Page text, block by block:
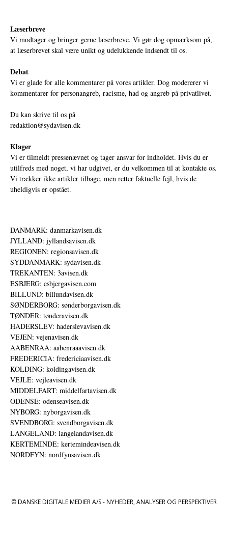
Læserbreve
Vi modtager og bringer gerne læserbreve. Vi gør dog opmærksom på,
at læserbrevet skal være unikt og udelukkende indsendt til os.
Debat
Vi er glade for alle kommentarer på vores artikler. Dog modererer vi
kommentarer for personangreb, racisme, had og angreb på privatlivet.
Du kan skrive til os på
redaktion@sydavisen.dk
Klager
Vi er tilmeldt pressenævnet og tager ansvar for indholdet. Hvis du er
utilfreds med noget, vi har udgivet, er du velkommen til at kontakte os.
Vi trækker ikke artikler tilbage, men retter faktuelle fejl, hvis de
uheldigvis er opstået.
DANMARK: danmarkavisen.dk
JYLLAND: jyllandsavisen.dk
REGIONEN: regionsavisen.dk
SYDDANMARK: sydavisen.dk
TREKANTEN: 3avisen.dk
ESBJERG: esbjergavisen.com
BILLUND: billundavisen.dk
SØNDERBORG: sønderborgavisen.dk
TØNDER: tønderavisen.dk
HADERSLEV: haderslevavisen.dk
VEJEN: vejenavisen.dk
AABENRAA: aabenraaavisen.dk
FREDERICIA: fredericiaavisen.dk
KOLDING: koldingavisen.dk
VEJLE: vejleavisen.dk
MIDDELFART: middelfartavisen.dk
ODENSE: odenseavisen.dk
NYBORG: nyborgavisen.dk
SVENDBORG: svendborgavisen.dk
LANGELAND: langelandavisen.dk
KERTEMINDE: kertemindeavisen.dk
NORDFYN: nordfynsavisen.dk
© DANSKE DIGITALE MEDIER A/S - NYHEDER, ANALYSER OG PERSPEKTIVER